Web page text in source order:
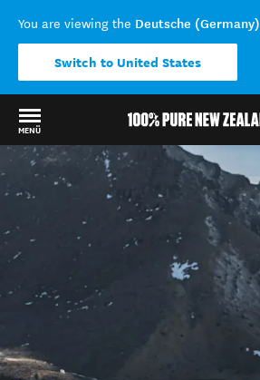
You are viewing the Deutsche (Germany)
Switch to United States
MENÜ
Back to my results